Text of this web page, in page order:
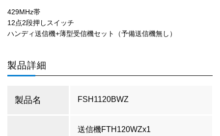
429MHz帯
12点2段押しスイッチ
ハンディ送信機+薄型受信機セット（予備送信機無し）
製品詳細
製品名 FSH1120BWZ
送信機FTH120WZx1